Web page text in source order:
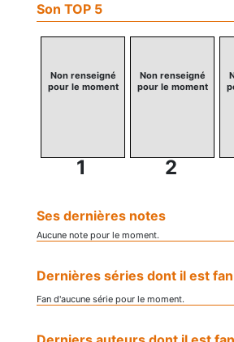
Son TOP 5
Non renseigné
pour le moment
1
Non renseigné
pour le moment
2
Ses dernières notes
Aucune note pour le moment.
Dernières séries dont il est fan
Fan d'aucune série pour le moment.